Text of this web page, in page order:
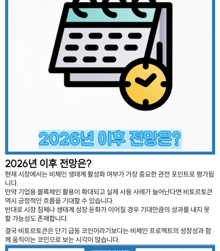
2026년 이후 전망은?
현재 시장에서는 비체인 생태계 활성화 여부가 가장 중요한 관전 포인트로 평가됩
니다.
만약 기업용 블록체인 활용이 확대되고 실제 사용 사례가 늘어난다면 비토르토큰
역시 긍정적인 흐름을 기대할 수 있습니다.
반대로 시장 침체나 생태계 성장 둔화가 이어질 경우 기대만큼의 성과를 내지 못
할 가능성도 존재합니다.
결국 비토르토큰은 단기 급등 코인이라기보다는 비체인 프로젝트의 성장성과 함
께 움직이는 코인으로 보는 시각이 많습니다.